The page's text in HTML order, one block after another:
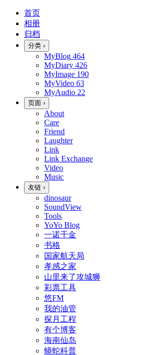
首页
相册
归档
分类 ›
MyBlog 464
MyDiary 426
MyImage 190
MyVideo 63
MyAudio 22
页面 ›
About
Care
Friend
Laughter
Link
Link Exchange
Video
Music
友链 ›
dinosaur
SoundView
Tools
YoYo Blog
一诺千金
书格
国家航天局
孝感之家
山里来了攻城狮
彩票工具
悠FM
我的油管
探月工程
有个博客
海南仙岛
蟒蛇科普